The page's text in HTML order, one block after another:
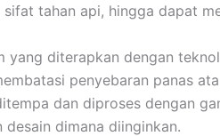
sifat tahan api, hingga dapat
yang diterapkan dengan
penyebaran panas
dan diproses dengan
desain dimana diinginkan.